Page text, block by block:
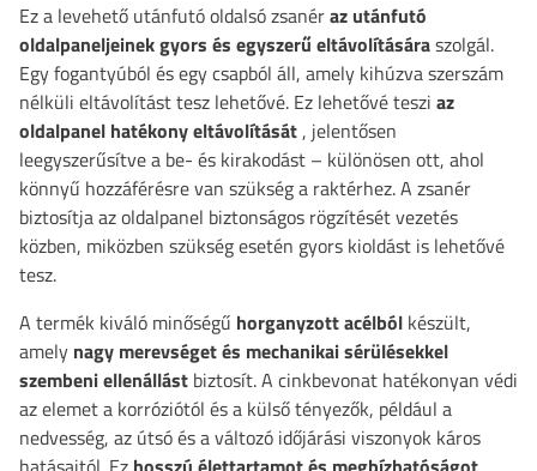
Ez a levehető utánfutó oldalsó zsanéraz utánfutó
oldalpaneljeinek gyors és egyszerű eltávolításáraszolgál.
Egy fogantyúból és egy csapból áll, amely kihúzva szerszám
nélküli eltávolítást tesz lehetővé. Ez lehetővé teszi az
oldalpanel hatékony eltávolítását, jelentősen
leegyszerűsítve a be- és kirakodást – különösen ott, ahol
könnyű hozzáférésre van szükség a raktérhez. A zsanér
biztosítja az oldalpanel biztonságos rögzítését vezetés
közben, miközben szükség esetén gyors kioldást is lehetővé
tesz.
A termék kiváló minőségű horganyzott acélból készült,
amely nagy merevséget és mechanikai sérülésekkel
szembeni ellenállást biztosít. A cinkbevonat hatékonyan védi
az elemet a korróziótól és a külső tényezők, például a
nedvesség, az útsó és a változó időjárási viszonyok káros